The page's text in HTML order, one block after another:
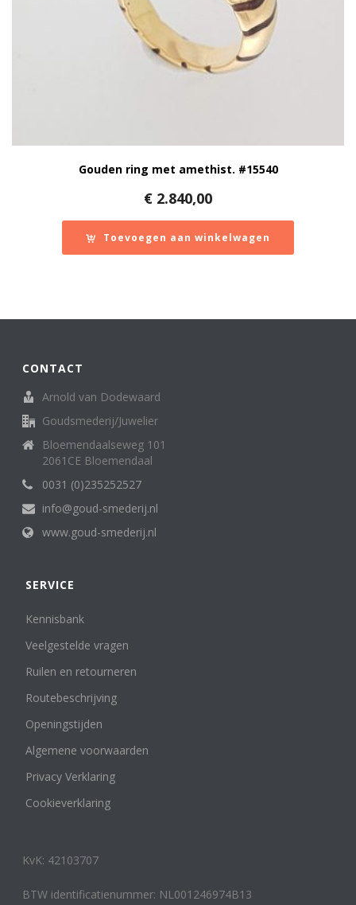
Gouden ring met amethist. #15540
€ 2.840,00
Toevoegen aan winkelwagen
CONTACT
Arnold van Dodewaard
Goudsmederij/Juwelier
Bloemendaalseweg 101
2061CE Bloemendaal
0031 (0)235252527
info@goud-smederij.nl
www.goud-smederij.nl
SERVICE
Kennisbank
Veelgestelde vragen
Ruilen en retourneren
Routebeschrijving
Openingstijden
Algemene voorwaarden
Privacy Verklaring
Cookieverklaring
KvK: 42103707
BTW identificatienummer: NL001246974B13